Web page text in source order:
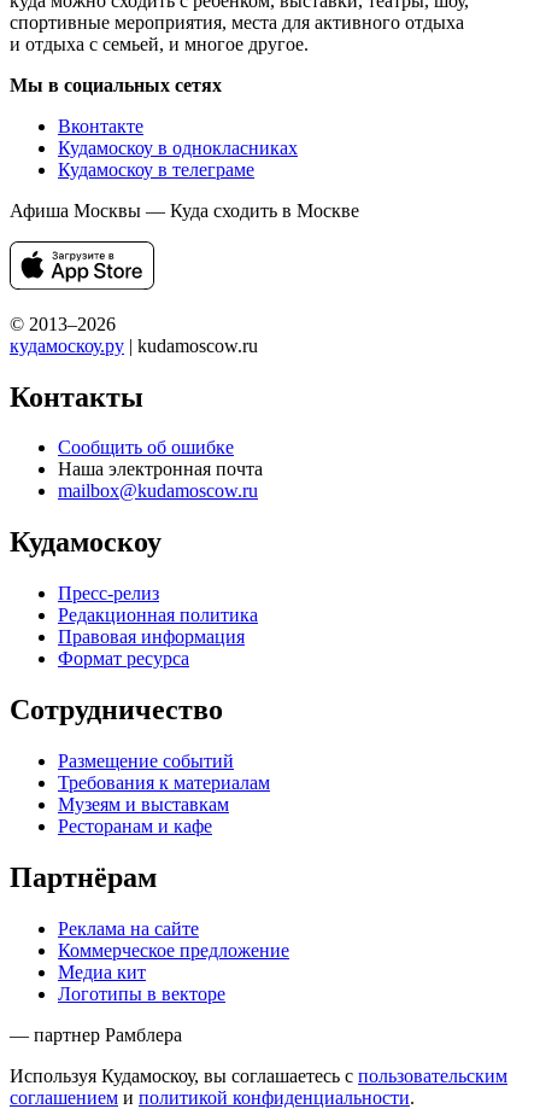
спортивные мероприятия, места для активного отдыха
и отдыха с семьей, и многое другое.
Мы в социальных сетях
Вконтакте
Кудамоскоу в однокласниках
Кудамоскоу в телеграме
Афиша Москвы — Куда сходить в Москве
© 2013–2026
кудамоскоу.ру | kudamoscow.ru
Контакты
Сообщить об ошибке
Наша электронная почта
mailbox@kudamoscow.ru
Кудамоскоу
Пресс-релиз
Редакционная политика
Правовая информация
Формат ресурса
Сотрудничество
Размещение событий
Требования к материалам
Музеям и выставкам
Ресторанам и кафе
Партнёрам
Реклама на сайте
Коммерческое предложение
Медиа кит
Логотипы в векторе
— партнер Рамблера
Используя Кудамоскоу, вы соглашаетесь с пользовательским
соглашением и политикой конфиденциальности.